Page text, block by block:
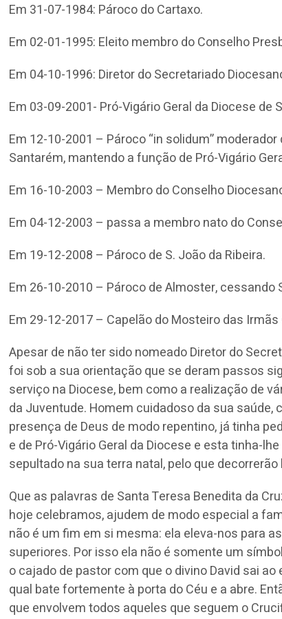
Em 31-07-1984: Pároco do Cartaxo.
Em 02-01-1995: Eleito membro do Conselho
Em 04-10-1996: Diretor do Secretariado
Em 03-09-2001- Pró-Vigário Geral da Diocese de
Em 12-10-2001 – Pároco “in solidum”
Santarém, mantendo a função de Pró-Vigário
Em 16-10-2003 – Membro do Conselho
Em 04-12-2003 – passa a membro nato do
Em 19-12-2008 – Pároco de S. João da Ribeira.
Em 26-10-2010 – Pároco de Almoster, cessando
Em 29-12-2017 – Capelão do Mosteiro das
Apesar de não ter sido nomeado Diretor do
foi sob a sua orientação que se deram passos
serviço na Diocese, bem como a realização de
da Juventude. Homem cuidadoso da sua
presença de Deus de modo repentino, já tinha
e de Pró-Vigário Geral da Diocese e esta tinha-
sepultado na sua terra natal, pelo que
Que as palavras de Santa Teresa Benedita da
hoje celebramos, ajudem de modo especial a
não é um fim em si mesma: ela eleva-nos para
superiores. Por isso ela não é somente um
o cajado de pastor com que o divino David sai
qual bate fortemente à porta do Céu e a abre.
que envolvem todos aqueles que seguem o